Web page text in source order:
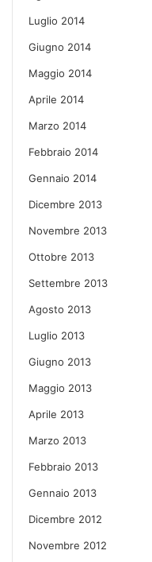
Luglio 2014
Giugno 2014
Maggio 2014
Aprile 2014
Marzo 2014
Febbraio 2014
Gennaio 2014
Dicembre 2013
Novembre 2013
Ottobre 2013
Settembre 2013
Agosto 2013
Luglio 2013
Giugno 2013
Maggio 2013
Aprile 2013
Marzo 2013
Febbraio 2013
Gennaio 2013
Dicembre 2012
Novembre 2012